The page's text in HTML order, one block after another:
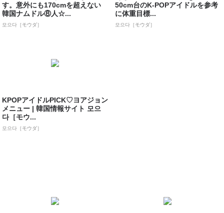
す。意外にも170cmを超えない
韓国ナムドル⑧人☆...
모으다［モウダ］
50cm台のK-POPアイドルを参考
に体重目標...
모으다［モウダ］
KPOPアイドルPICK♡ヨアジョン
メニュー | 韓国情報サイト 모으
다［モウ...
모으다［モウダ］